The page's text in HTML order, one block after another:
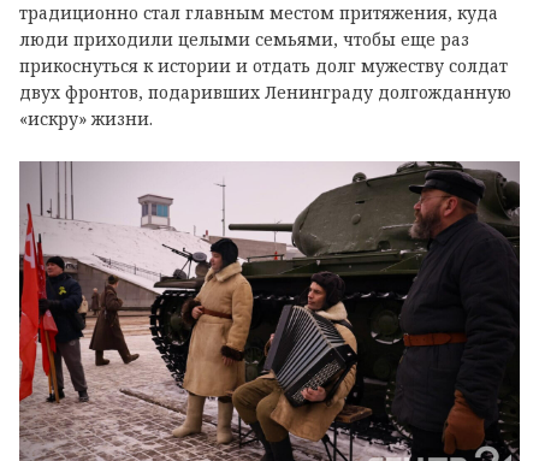
традиционно стал главным местом притяжения, куда
люди приходили целыми семьями, чтобы еще раз
прикоснуться к истории и отдать долг мужеству солдат
двух фронтов, подаривших Ленинграду долгожданную
«искру» жизни.